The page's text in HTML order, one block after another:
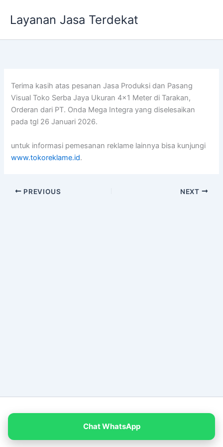
Layanan Jasa Terdekat
Terima kasih atas pesanan Jasa Produksi dan Pasang
Visual Toko Serba Jaya Ukuran 4×1 Meter di Tarakan,
Orderan dari PT. Onda Mega Integra yang diselesaikan
pada tgl 26 Januari 2026.
untuk informasi pemesanan reklame lainnya bisa kunjungi
www.tokoreklame.id.
PREVIOUS NEXT
Chat WhatsApp